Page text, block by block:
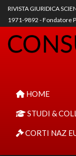
RIVISTA GIURIDICA
1971-9892 - Fondatore
HOME
STUDI &
CORTI NAZ